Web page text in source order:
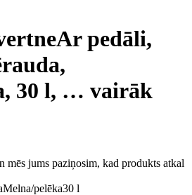
Ar pedāli,
30 l, … vairāk
jums paziņosim, kad produkts atkal
Melna/pelēka30 l